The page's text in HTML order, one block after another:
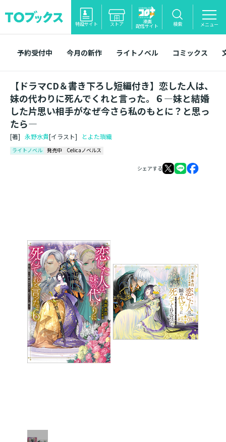
特設サイト ストア 漫画
配信サイト 検索 メニュー
予約受付中 今月の新作 ライトノベル コミックス
【ドラマCD＆書き下ろし短編付き】恋した人は、
妹の代わりに死んでくれと言った。６―妹と結婚
した片思い相手がなぜ今さら私のもとに？と思っ
たら―
[著] 永野水貴[イラスト] とよた瑣織
ライトノベル 発売中 Celicaノベルス
シェアする